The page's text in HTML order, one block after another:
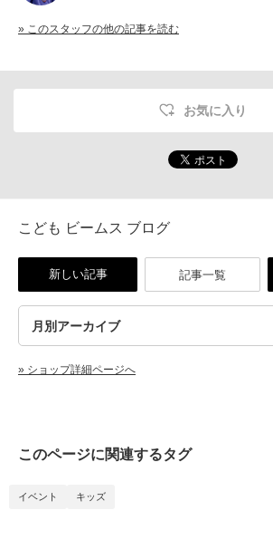
» このスタッフの他の記事を読む
お気に入り
こども ビームス ブログ
新しい記事 記事一覧
» ショップ詳細ページへ
このページに関連するタグ
イベント キッズ